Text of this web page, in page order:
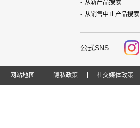
从新产品搜索
从销售中止产品搜索
公式SNS
网站地图 隐私政策 社交媒体政策